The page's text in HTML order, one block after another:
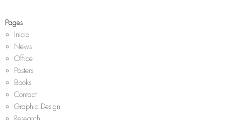
Pages
Inicio
News
Office
Posters
Books
Contact
Graphic Design